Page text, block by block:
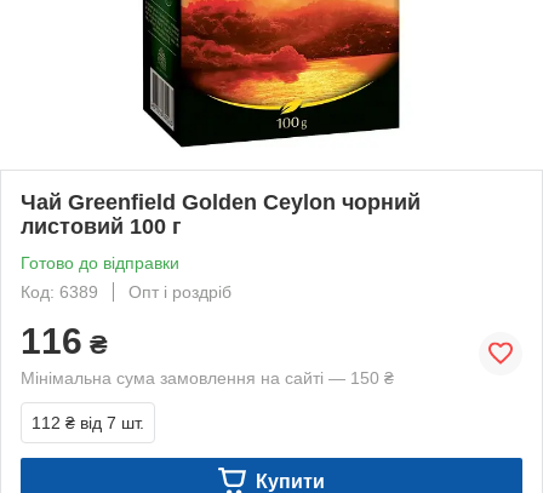
Чай Greenfield Golden Ceylon чорний
листовий 100 г
Готово до відправки
Код: 6389
Опт і роздріб
116 ₴
Мінімальна сума замовлення на сайті — 150 ₴
112 ₴ від 7 шт.
Купити